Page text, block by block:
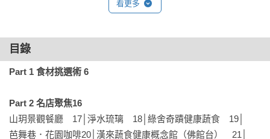
將芒果打成泥，擺上草莓、薄荷葉，食材的天然顏色，就是擺
呈現華麗的視覺效果！學會餐廳擺盤技法，蔬食料理也能端上
檯面。
記。
※暢銷改版，原書名《日日料理蔬：名店主廚教你做!豐富感蔬
食譜102道》
看更多
目錄
Part 1 食材挑選術 6
Part 2 名店聚焦16
山玥景觀餐廳　17│淨水琉璃　18│綠舍奇蹟健康蔬食　19│
芭舞巷．花園咖啡20│漢來蔬食健康概念館（佛館台）　21│